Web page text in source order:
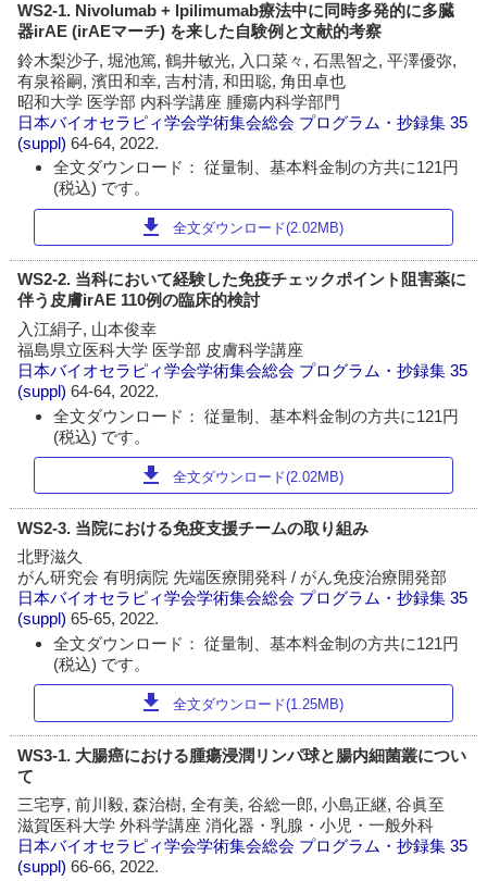
WS2-1. Nivolumab + lpilimumab療法中に同時多発的に多臓
器irAE (irAEマーチ) を来した自験例と文献的考察
鈴木梨沙子, 堀池篤, 鶴井敏光, 入口菜々, 石黒智之, 平澤優弥,
有泉裕嗣, 濱田和幸, 吉村清, 和田聡, 角田卓也
昭和大学 医学部 内科学講座 腫瘍内科学部門
日本バイオセラピィ学会学術集会総会 プログラム・抄録集 35
(suppl)64-64, 2022.
全文ダウンロード： 従量制、基本料金制の方共に121円
(税込) です。
download 全文ダウンロード(2.02MB)
WS2-2. 当科において経験した免疫チェックポイント阻害薬に
伴う皮膚irAE 110例の臨床的検討
入江絹子, 山本俊幸
福島県立医科大学 医学部 皮膚科学講座
日本バイオセラピィ学会学術集会総会 プログラム・抄録集 35
(suppl)64-64, 2022.
全文ダウンロード： 従量制、基本料金制の方共に121円
(税込) です。
download 全文ダウンロード(2.02MB)
WS2-3. 当院における免疫支援チームの取り組み
北野滋久
がん研究会 有明病院 先端医療開発科 / がん免疫治療開発部
日本バイオセラピィ学会学術集会総会 プログラム・抄録集 35
(suppl)65-65, 2022.
全文ダウンロード： 従量制、基本料金制の方共に121円
(税込) です。
download 全文ダウンロード(1.25MB)
WS3-1. 大腸癌における腫瘍浸潤リンパ球と腸内細菌叢につい
て
三宅亨, 前川毅, 森治樹, 全有美, 谷総一郎, 小島正継, 谷眞至
滋賀医科大学 外科学講座 消化器・乳腺・小児・一般外科
日本バイオセラピィ学会学術集会総会 プログラム・抄録集 35
(suppl)66-66, 2022.